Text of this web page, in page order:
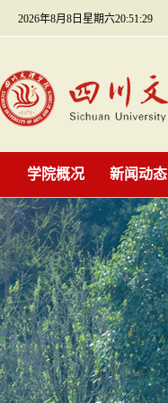
2026年8月8日星期六20:51:30
学院概况 新闻动态